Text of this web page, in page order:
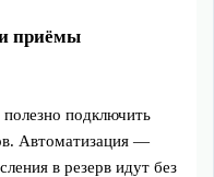
приёмы
подключить
Автоматизация —
в резерв идут без